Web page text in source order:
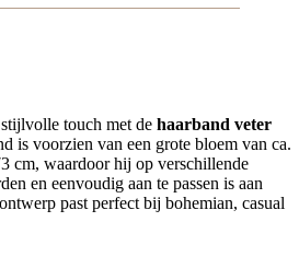
touch met de haarband veter
is voorzien van een grote bloem van ca.
cm, waardoor hij op verschillende
en eenvoudig aan te passen is aan
past perfect bij bohemian, casual